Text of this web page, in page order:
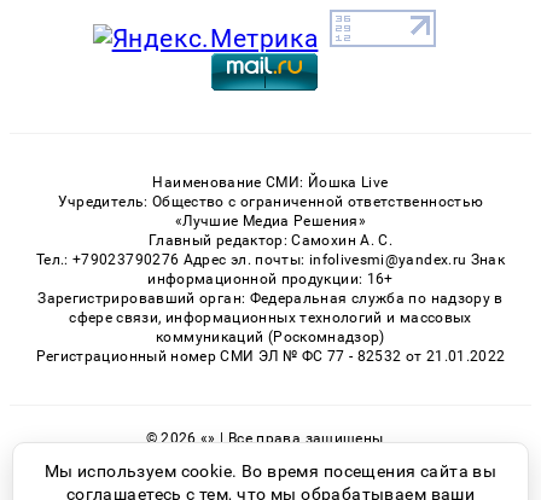
Наименование СМИ: Йошка Live
Учредитель: Общество с ограниченной ответственностью
«Лучшие Медиа Решения»
Главный редактор: Самохин А. С.
Тел.: +79023790276 Адрес эл. почты: infolivesmi@yandex.ru Знак
информационной продукции: 16+
Зарегистрировавший орган: Федеральная служба по надзору в
сфере связи, информационных технологий и массовых
коммуникаций (Роскомнадзор)
Регистрационный номер СМИ ЭЛ № ФС 77 - 82532 от 21.01.2022
© 2026 «» | Все права защищены
Возрастная категория сайта 16+
Мы используем cookie. Во время посещения сайта вы
соглашаетесь с тем, что мы обрабатываем ваши